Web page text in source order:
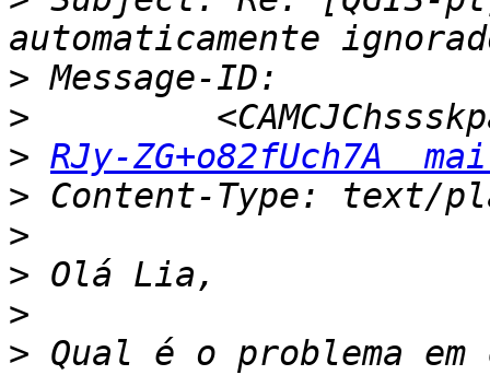
>
>
> RJy-ZG+o82fUch7A
>
>
>
>
> Qual é o problema